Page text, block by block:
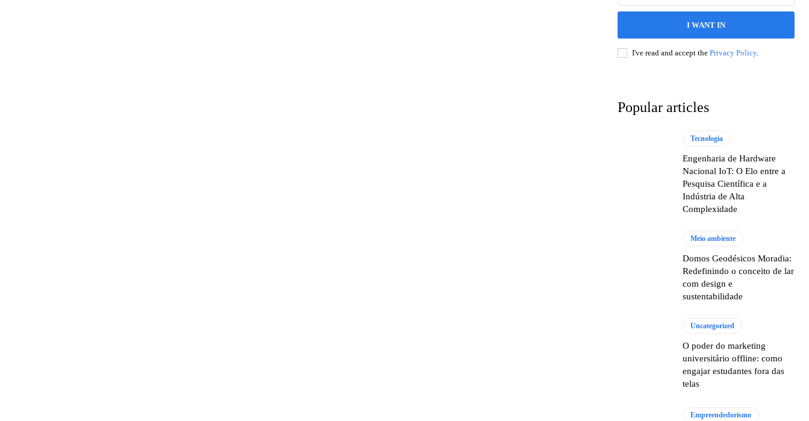
I WANT IN
I've read and accept the Privacy Policy.
Popular articles
Tecnologia
Engenharia de Hardware
Nacional IoT: O Elo entre a
Pesquisa Científica e a
Indústria de Alta
Complexidade
Meio ambiente
Domos Geodésicos Moradia:
Redefinindo o conceito de lar
com design e
sustentabilidade
Uncategorized
O poder do marketing
universitário offline: como
engajar estudantes fora das
telas
Empreendedorismo